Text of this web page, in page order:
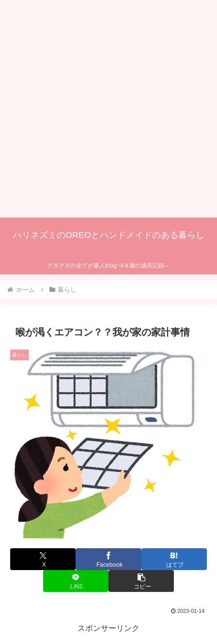
ハリネズミのOREOとハンドメイドのある暮らし
グダグダの全てが素人blog~4８歳の成長記録～
ホーム 暮らし
喉が渇くエアコン？？我が家の家計事情
暮らし
X Facebook はてブ
LINE コピー
2023-01-14
スポンサーリンク